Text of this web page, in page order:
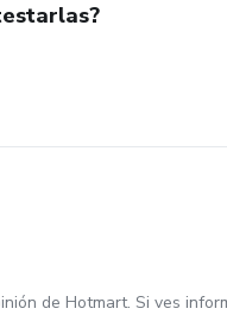
de Hotmart. Si ves